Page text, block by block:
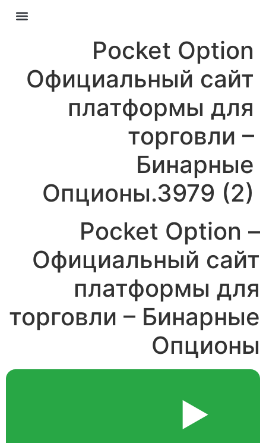
Pocket Option
Официальный сайт
платформы для
торговли –
Бинарные
Опционы.3979 (2)
Pocket Option –
Официальный сайт
платформы для
торговли – Бинарные
Опционы
▶️